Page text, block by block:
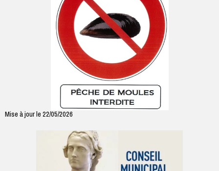
Mise à jour le 22/05/2026